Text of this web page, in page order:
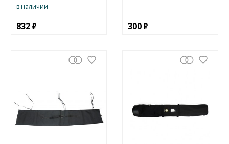
в наличии
832 300